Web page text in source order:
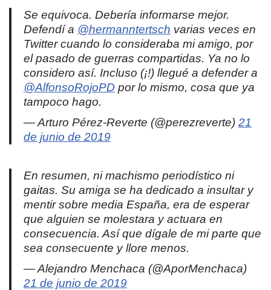
Se equivoca. Debería informarse mejor.
Defendí a @hermanntertsch varias veces en
Twitter cuando lo consideraba mi amigo, por
el pasado de guerras compartidas. Ya no lo
considero así. Incluso (¡!) llegué a defender a
@AlfonsoRojoPD por lo mismo, cosa que ya
tampoco hago.
— Arturo Pérez-Reverte (@perezreverte) 21
de junio de 2019
En resumen, ni machismo periodístico ni
gaitas. Su amiga se ha dedicado a insultar y
mentir sobre media España, era de esperar
que alguien se molestara y actuara en
consecuencia. Así que dígale de mi parte que
sea consecuente y llore menos.
— Alejandro Menchaca (@AporMenchaca)
21 de junio de 2019